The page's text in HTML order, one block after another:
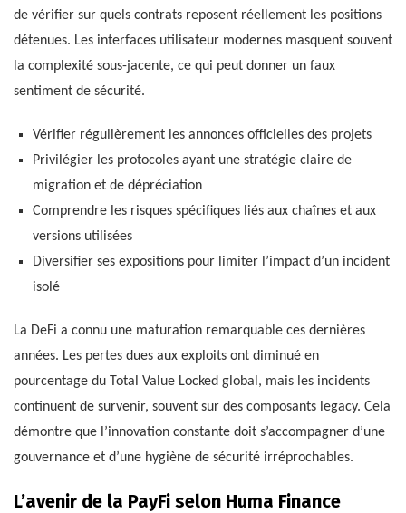
de vérifier sur quels contrats reposent réellement les positions
détenues. Les interfaces utilisateur modernes masquent souvent
la complexité sous-jacente, ce qui peut donner un faux
sentiment de sécurité.
Vérifier régulièrement les annonces officielles des projets
Privilégier les protocoles ayant une stratégie claire de
migration et de dépréciation
Comprendre les risques spécifiques liés aux chaînes et aux
versions utilisées
Diversifier ses expositions pour limiter l’impact d’un incident
isolé
La DeFi a connu une maturation remarquable ces dernières
années. Les pertes dues aux exploits ont diminué en
pourcentage du Total Value Locked global, mais les incidents
continuent de survenir, souvent sur des composants legacy. Cela
démontre que l’innovation constante doit s’accompagner d’une
gouvernance et d’une hygiène de sécurité irréprochables.
L’avenir de la PayFi selon Huma Finance